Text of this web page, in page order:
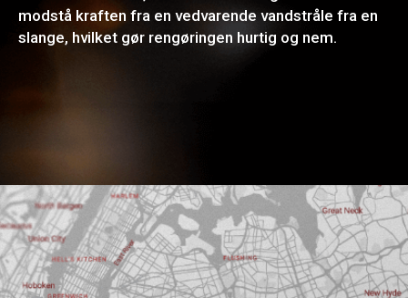
modstå kraften fra en vedvarende vandstråle fra en
slange, hvilket gør rengøringen hurtig og nem.